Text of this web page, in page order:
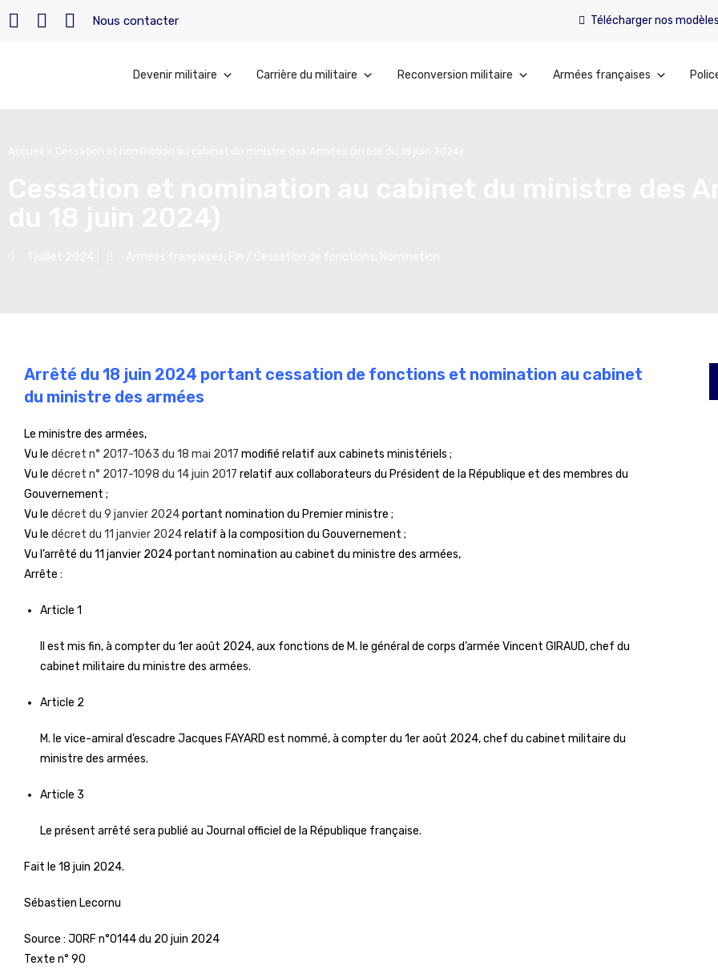
Nous contacter Télécharger nos modèles
Devenir militaire Carrière du militaire Reconversion militaire Armées françaises
Arrêté du 18 juin 2024 portant cessation de fonctions et nomination au cabinet
du ministre des armées
Le ministre des armées,
Vu le décret n° 2017-1063 du 18 mai 2017 modifié relatif aux cabinets ministériels ;
Vu le décret n° 2017-1098 du 14 juin 2017 relatif aux collaborateurs du Président de la République et des membres du
Gouvernement ;
Vu le décret du 9 janvier 2024portant nomination du Premier ministre ;
Vu le décret du 11 janvier 2024relatif à la composition du Gouvernement ;
Vu l’arrêté du 11 janvier 2024 portant nomination au cabinet du ministre des armées,
Arrête :
Article 1
Il est mis fin, à compter du 1er août 2024, aux fonctions de M. le général de corps d’armée Vincent GIRAUD, chef du
cabinet militaire du ministre des armées.
Article 2
M. le vice-amiral d’escadre Jacques FAYARD est nommé, à compter du 1er août 2024, chef du cabinet militaire du
ministre des armées.
Article 3
Le présent arrêté sera publié au Journal officiel de la République française.
Fait le 18 juin 2024.
Sébastien Lecornu
Source : JORF n°0144 du 20 juin 2024
Texte n° 90